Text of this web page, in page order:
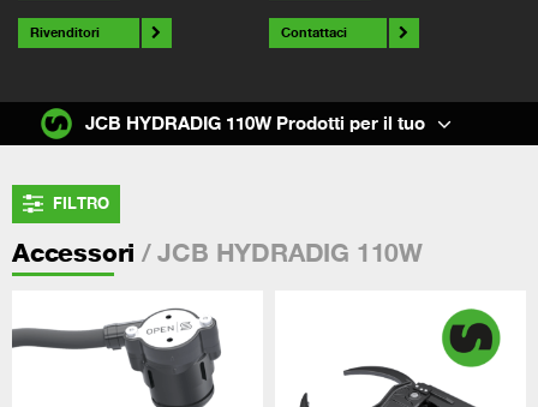
Rivenditori Contattaci
FILTRO
Accessori / JCB HYDRADIG 110W
JCB HYDRADIG 110W Prodotti per il tuo